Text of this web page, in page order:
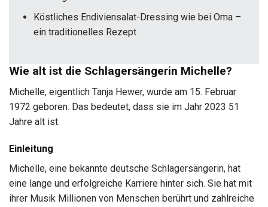
Köstliches Endiviensalat-Dressing wie bei Oma –
ein traditionelles Rezept
Wie alt ist die Schlagersängerin Michelle?
Michelle, eigentlich Tanja Hewer, wurde am 15. Februar
1972 geboren. Das bedeutet, dass sie im Jahr 2023 51
Jahre alt ist.
Einleitung
Michelle, eine bekannte deutsche Schlagersängerin, hat
eine lange und erfolgreiche Karriere hinter sich. Sie hat mit
ihrer Musik Millionen von Menschen berührt und zahlreiche